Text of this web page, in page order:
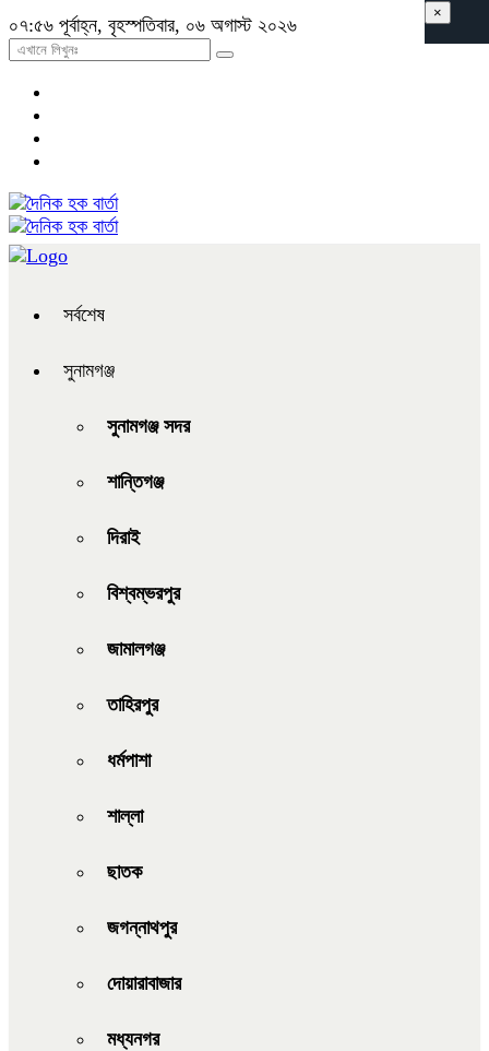
০৭:৫৬ পূর্বাহ্ন, বৃহস্পতিবার, ০৬ অগাস্ট ২০২৬
সর্বশেষ
সুনামগঞ্জ
সুনামগঞ্জ সদর
শান্তিগঞ্জ
দিরাই
বিশ্বম্ভরপুর
জামালগঞ্জ
তাহিরপুর
ধর্মপাশা
শাল্লা
ছাতক
জগন্নাথপুর
দোয়ারাবাজার
মধ্যনগর
×